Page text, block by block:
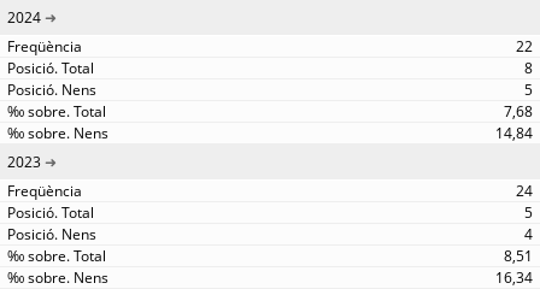
2024
22
8
5
7,68
14,84
2023
24
5
4
8,51
16,34